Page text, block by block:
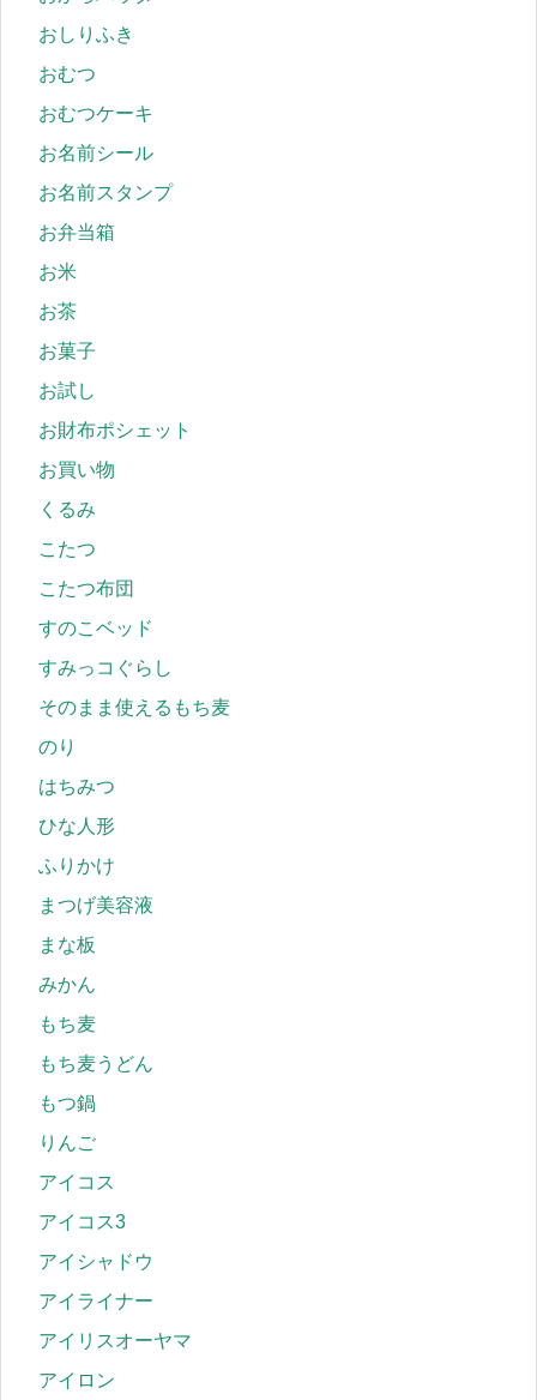
おしりふき
おむつ
おむつケーキ
お名前シール
お名前スタンプ
お弁当箱
お米
お茶
お菓子
お試し
お財布ポシェット
お買い物
くるみ
こたつ
こたつ布団
すのこベッド
すみっコぐらし
そのまま使えるもち麦
のり
はちみつ
ひな人形
ふりかけ
まつげ美容液
まな板
みかん
もち麦
もち麦うどん
もつ鍋
りんご
アイコス
アイコス3
アイシャドウ
アイライナー
アイリスオーヤマ
アイロン